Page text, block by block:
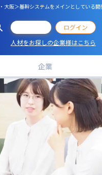
大阪＞基幹システムをメインとしてい
ログイン
人材をお探しの企業様はこちら
企業